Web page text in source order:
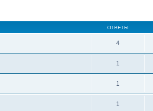
ОТВЕТЫ
4
1
1
1